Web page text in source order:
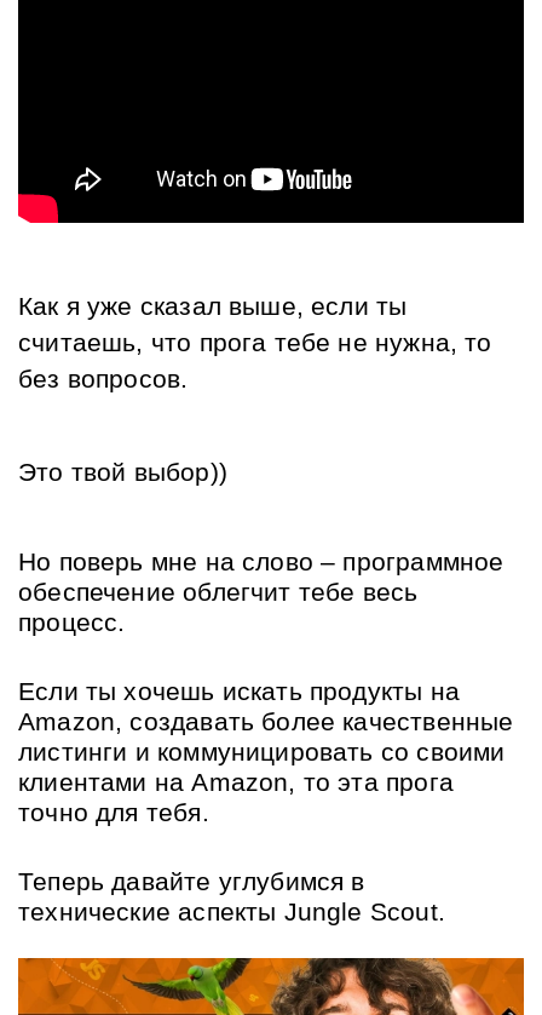
Как я уже сказал выше, если ты
считаешь, что прога тебе не нужна, то
без вопросов.
Это твой выбор))
Но поверь мне на слово – программное
обеспечение облегчит тебе весь
процесс.
Если ты хочешь искать продукты на
Amazon, создавать более качественные
листинги и коммуницировать со своими
клиентами на Amazon, то эта прога
точно для тебя.
Теперь давайте углубимся в
технические аспекты Jungle Scout.